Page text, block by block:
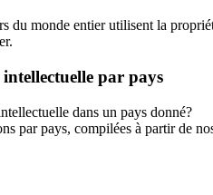
du monde entier utilisent la
par pays
dans un pays donné?
par pays, compilées à partir de